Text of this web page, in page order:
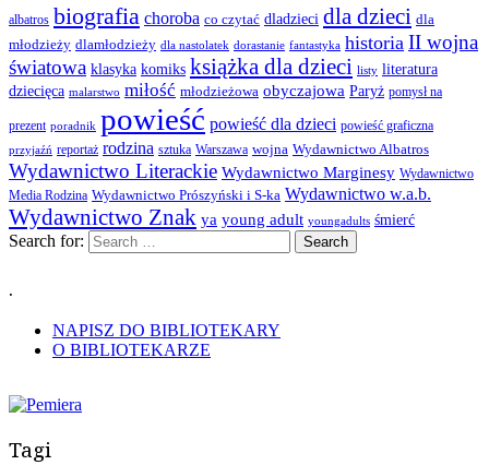
albatros biografia choroba co czytać dladzieci dla dzieci dla
młodzieży dlamłodzieży dla nastolatek dorastanie fantastyka historia II wojna
światowa klasyka komiks książka dla dzieci listy literatura
dziecięca malarstwo miłość młodzieżowa obyczajowa Paryż pomysł na
prezent poradnik powieść powieść dla dzieci powieść graficzna
przyjaźń reportaż rodzina sztuka Warszawa wojna Wydawnictwo Albatros
Wydawnictwo Literackie Wydawnictwo Marginesy Wydawnictwo
Media Rodzina Wydawnictwo Prószyński i S-ka Wydawnictwo w.a.b.
Wydawnictwo Znak ya young adult youngadults śmierć
Search for:
.
NAPISZ DO BIBLIOTEKARY
O BIBLIOTEKARZE
Tagi